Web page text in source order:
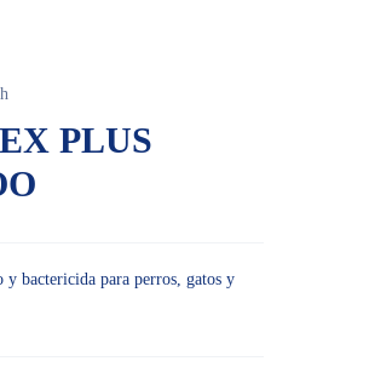
PLUS
y bactericida para perros, gatos y